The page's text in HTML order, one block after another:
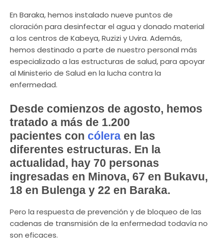
En Baraka, hemos instalado nueve puntos de
cloración para desinfectar el agua y donado material
a los centros de Kabeya, Ruzizi y Uvira. Además,
hemos destinado a parte de nuestro personal más
especializado a las estructuras de salud, para apoyar
al Ministerio de Salud en la lucha contra la
enfermedad.
Desde comienzos de agosto, hemos
tratado a más de 1.200
pacientes con cólera en las
diferentes estructuras. En la
actualidad, hay 70 personas
ingresadas en Minova, 67 en Bukavu,
18 en Bulenga y 22 en Baraka.
Pero la respuesta de prevención y de bloqueo de las
cadenas de transmisión de la enfermedad todavía no
son eficaces.